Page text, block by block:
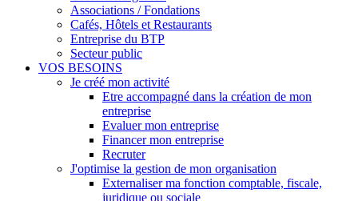
Associations / Fondations
Cafés, Hôtels et Restaurants
Entreprise du BTP
Secteur public
VOS BESOINS
Je créé mon activité
Etre accompagné dans la création de mon
entreprise
Evaluer mon entreprise
Financer mon entreprise
Recruter
J'optimise la gestion de mon organisation
Externaliser ma fonction comptable, fiscale,
juridique ou sociale